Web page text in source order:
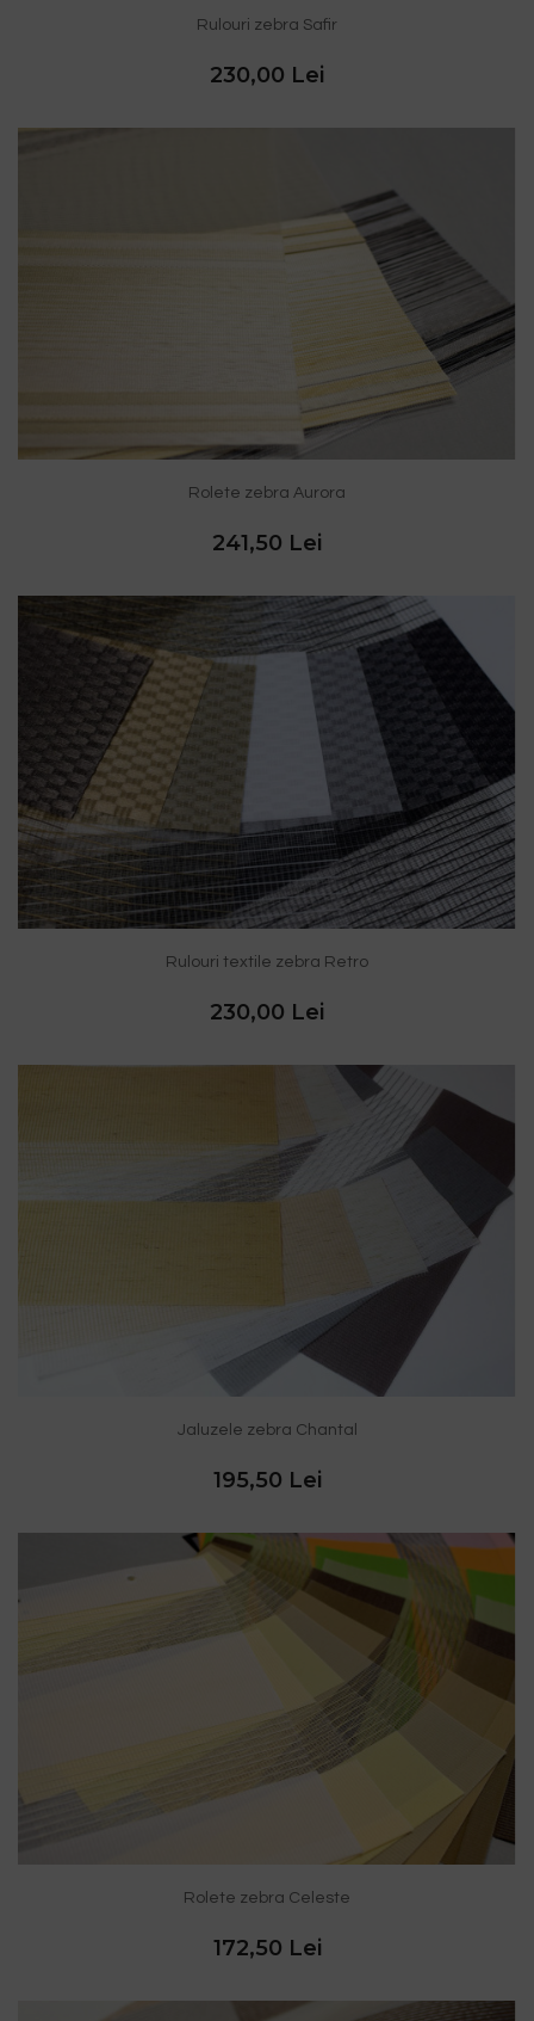
Rulouri zebra Safir
230,00 Lei
Rolete zebra Aurora
241,50 Lei
Rulouri textile zebra Retro
230,00 Lei
Jaluzele zebra Chantal
195,50 Lei
Rolete zebra Celeste
172,50 Lei